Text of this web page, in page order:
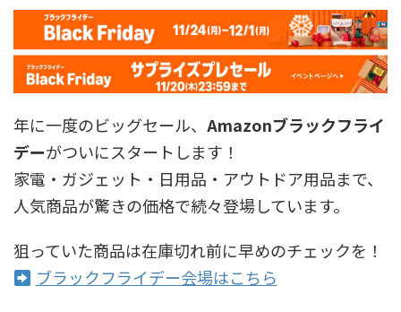
年に一度のビッグセール、 Amazonブラックフライ
デーがついにスタートします！
家電・ガジェット・日用品・アウトドア用品まで、
人気商品が驚きの価格で続々登場しています。
狙っていた商品は在庫切れ前に早めのチェックを！
ブラックフライデー会場はこちら